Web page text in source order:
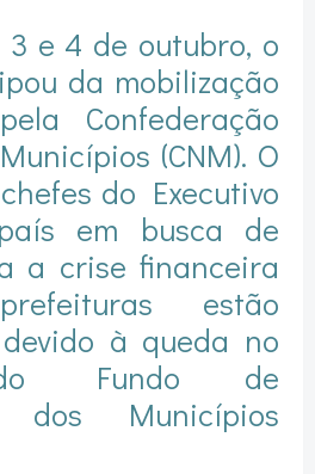
3 e 4 de outubro, o
da mobilização
Confederação
(CNM). O
do Executivo
em busca de
a crise financeira
estão
à queda no
Fundo de
dos Municípios